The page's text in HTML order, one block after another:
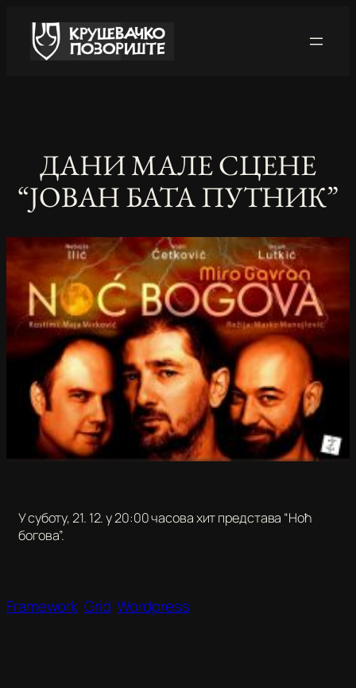
content
ДАНИ МАЛЕ СЦЕНЕ
“ЈОВАН БАТА ПУТНИК”
У суботу, 21. 12. у 20:00 часова хит представа “Ноћ
богова”.
Framework Grid Wordpress